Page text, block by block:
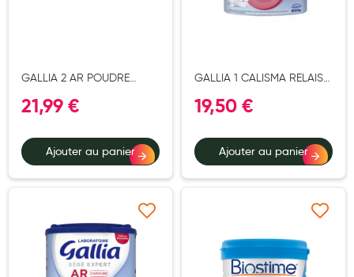
Autotests
Protections auditives
Lunettes
Cannes
Chaussures
GALLIA 2 AR POUDRE
21,99 €
Ajouter au panier
GALLIA 1 CALISMA RELAIS
19,50 €
Ajouter au panier
Ajouter à ma liste d’envie Ajouter à ma liste